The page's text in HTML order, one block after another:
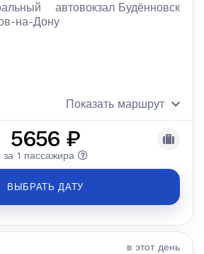
на-Дону
автовокзал Будённовск
Показать маршрут
5656 ₽
за 1 пассажира
ВЫБРАТЬ ДАТУ
в этот день